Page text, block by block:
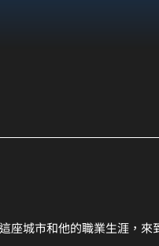
城市和他的職業生涯，來